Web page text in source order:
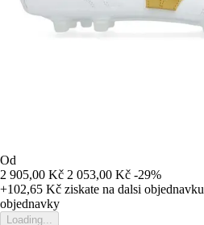
Od
2 905,00 Kč 2 053,00 Kč -29%
+102,65 Kč ziskate na dalsi objednavku
objednavky
Loading...